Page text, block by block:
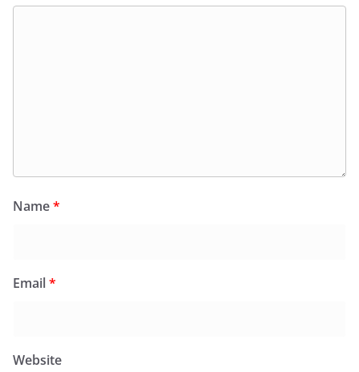
Name*
Email*
Website